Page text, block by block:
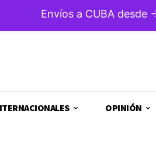
OPINIÓN
Envíos a CUBA desde